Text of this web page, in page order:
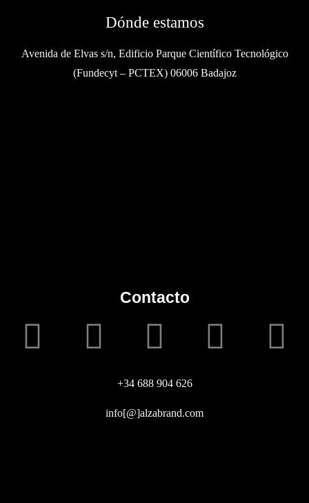
Dónde estamos
Avenida de Elvas s/n, Edificio Parque Científico Tecnológico
(Fundecyt – PCTEX) 06006 Badajoz
Contacto
+34 688 904 626
info[@]alzabrand.com